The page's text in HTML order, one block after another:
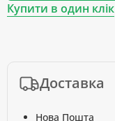
Купити в один клік
Доставка
Нова Пошта